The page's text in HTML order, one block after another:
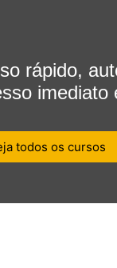
rápido,
imediato
todos os cursos